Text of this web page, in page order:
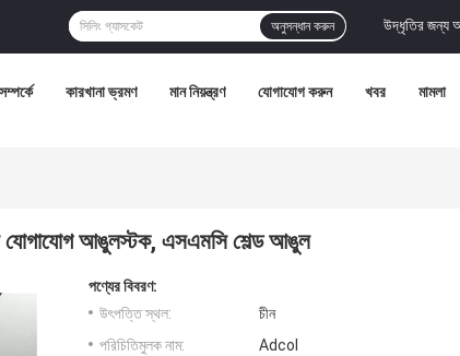
উদ্ধৃতির জন্য
অনুসন্ধান করুন
কারখানা ভ্রমণ মান নিয়ন্ত্রণ যোগাযোগ করুন খবর মামলা
আঙুলস্টক, এসএমসি শেল্ড আঙুল
পণ্যের বিবরণ:
উৎপত্তি স্থল:
চীন
পরিচিতিমুলক নাম:
Adcol